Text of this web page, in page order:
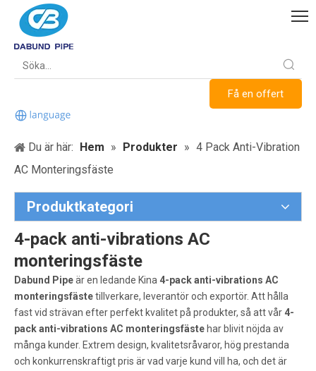
Få en offert
Du är här: Hem » Produkter » 4 Pack Anti-Vibration
AC Monteringsfäste
Produktkategori
4-pack anti-vibrations AC
monteringsfäste
Dabund Pipeär en ledande Kina 4-pack anti-vibrations AC
monteringsfästetillverkare, leverantör och exportör. Att hålla
fast vid strävan efter perfekt kvalitet på produkter, så att vår 4-
pack anti-vibrations AC monteringsfäste har blivit nöjda av
många kunder. Extrem design, kvalitetsråvaror, hög prestanda
och konkurrenskraftigt pris är vad varje kund vill ha, och det är